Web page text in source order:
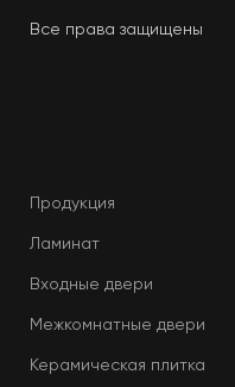
Все права защищены
Продукция
Ламинат
Входные двери
Межкомнатные двери
Керамическая плитка